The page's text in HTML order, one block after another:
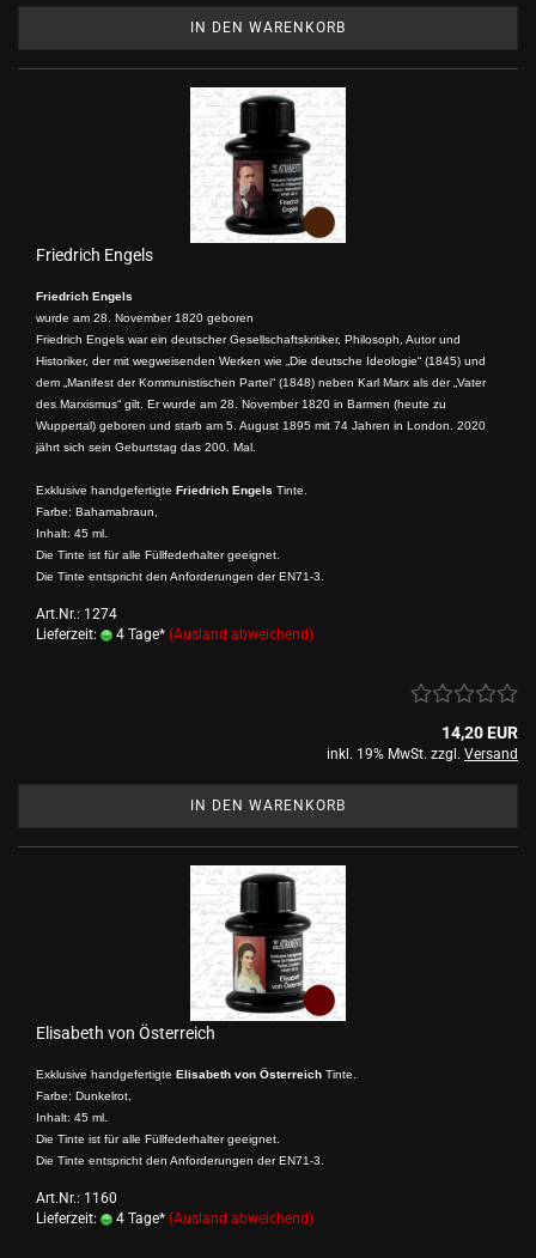
IN DEN WARENKORB
Friedrich Engels
Friedrich Engels
wurde am 28. November 1820 geboren
Friedrich Engels war ein deutscher Gesellschaftskritiker, Philosoph, Autor und
Historiker, der mit wegweisenden Werken wie „Die deutsche Ideologie“ (1845) und
dem „Manifest der Kommunistischen Partei“ (1848) neben Karl Marx als der „Vater
des Marxismus“ gilt. Er wurde am 28. November 1820 in Barmen (heute zu
Wuppertal) geboren und starb am 5. August 1895 mit 74 Jahren in London. 2020
jährt sich sein Geburtstag das 200. Mal.
Exklusive handgefertigte Friedrich Engels Tinte.
Farbe: Bahamabraun,
Inhalt: 45 ml.
Die Tinte ist für alle Füllfederhalter geeignet.
Die Tinte entspricht den Anforderungen der EN71-3.
Art.Nr.: 1274
Lieferzeit:
4 Tage* (Ausland abweichend)
14,20 EUR
inkl. 19% MwSt. zzgl. Versand
IN DEN WARENKORB
Elisabeth von Österreich
Exklusive handgefertigte Elisabeth von Österreich Tinte.
Farbe: Dunkelrot,
Inhalt: 45 ml.
Die Tinte ist für alle Füllfederhalter geeignet.
Die Tinte entspricht den Anforderungen der EN71-3.
Art.Nr.: 1160
Lieferzeit:
4 Tage* (Ausland abweichend)